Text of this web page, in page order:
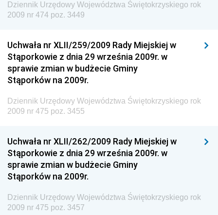
Dziennik Urzędowy Ministra Środowiska i Głównego
Inspektora Ochrony Środowiska
Dziennik Urzędowy Ministerstwa Kultury, Dziedzictwa
Narodowego i Sportu
Dziennik Urzędowy Ministra Finansów, Funduszy i
Dziennik Urzędowy Ministra Rozwoju, Pracy i
Dziennik Urzędowy Ministra Kultury, Dziedzictwa
Narodowego i Sportu
Dziennik Urzędowy Ministra Rodziny i Polityki
Społecznej
Dziennik Urzędowy Komendy Głównej Straży
Granicznej
Dziennik Urzędowy Województwa Świętokrzyskiego rok
2009 nr 474 poz. 3449
Uchwała nr XLII/259/2009 Rady Miejskiej w
Stąporkowie z dnia 29 września 2009r. w
sprawie zmian w budżecie Gminy
Stąporków na 2009r.
Dziennik Urzędowy Województwa Świętokrzyskiego rok
2009 nr 475 poz. 3455
Uchwała nr XLII/262/2009 Rady Miejskiej w
Stąporkowie z dnia 29 września 2009r. w
sprawie zmian w budżecie Gminy
Stąporków na 2009r.
Dziennik Urzędowy Województwa Świętokrzyskiego rok
2009 nr 475 poz. 3457